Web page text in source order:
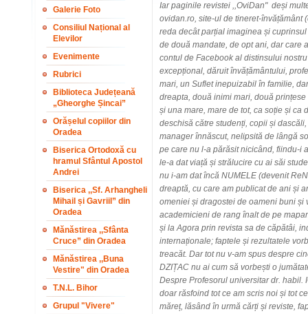
Galerie Foto
Consiliul Național al
Elevilor
Evenimente
Rubrici
Biblioteca Județeană
„Gheorghe Șincai”
Orășelul copiilor din
Oradea
Biserica Ortodoxă cu
hramul Sfântul Apostol
Andrei
Biserica ,,Sf. Arhangheli
Mihail și Gavriil” din
Oradea
Mănăstirea ,,Sfânta
Cruce” din Oradea
Mănăstirea ,,Buna
Vestire" din Oradea
T.N.L. Bihor
Grupul "Vivere"
Iar paginile revistei ,,OviDan" deși
ovidan.ro, site-ul de tineret-învățământ
reda decât parțial imaginea și
de două mandate, de opt ani, dar care
contul de Facebook al distinsului
excepțional, dăruit învățământului,
mari, un Suflet inepuizabil în familie,
dreapta, două inimi mari, două
și una mare, mare de tot, ca soție și ca
deschisă către studenți, copii și
manager înnăscut, nelipsită de lângă
pe care nu l-a părăsit nicicând, fiindu-i
le-a dat viață și strălucire cu ai săi
nu i-am dat încă NUMELE (devenit
dreaptă, cu care am publicat de ani și
omeniei și dragostei de oameni buni și
academicieni de rang înalt de pe
și la Agora prin revista sa de căpătâi,
internaționale; faptele și rezultatele
treacăt. Dar tot nu v-am spus despre
DZIȚAC nu ai cum să vorbești o
Despre Profesorul universitar dr. habil.
doar răsfoind tot ce am scris noi și tot
măreț, lăsând în urmă cărți și reviste,